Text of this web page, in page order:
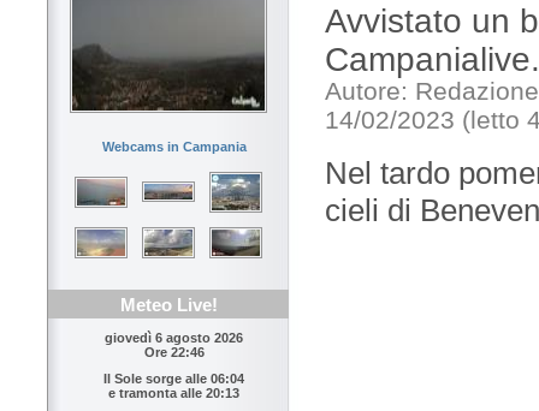
Webcams in Campania
Meteo Live!
giovedì 6 agosto 2026
Ore 22:46
Il Sole sorge alle 06:04
e tramonta alle 20:13
Avvistato un
Autore:
14/02/2023 (letto
Nel tardo
cieli di